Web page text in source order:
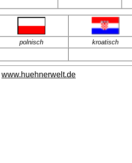
polnisch kroatisch
www.huehnerwelt.de